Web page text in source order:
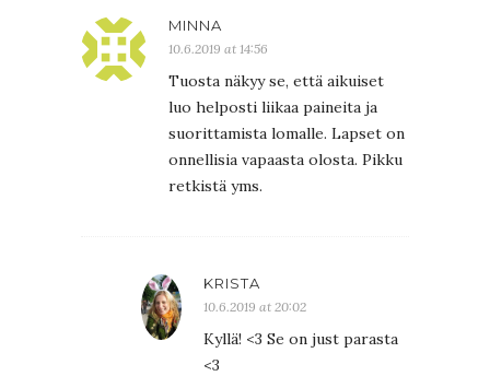
MINNA
10.6.2019 at 14:56
Tuosta näkyy se, että aikuiset
luo helposti liikaa paineita ja
suorittamista lomalle. Lapset on
onnellisia vapaasta olosta. Pikku
retkistä yms.
KRISTA
10.6.2019 at 20:02
Kyllä! <3 Se on just parasta
<3